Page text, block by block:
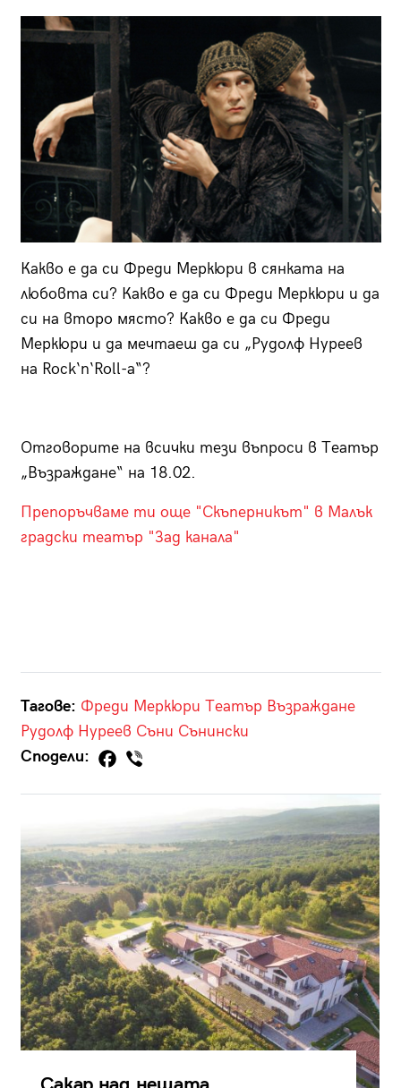
Какво е да си Фреди Меркюри в сянката на
любовта си? Какво е да си Фреди Меркюри и да
си на второ място? Какво е да си Фреди
Меркюри и да мечтаеш да си „Рудолф Нуреев
на Rock‘n‘Roll-а“?
Отговорите на всички тези въпроси в Театър
„Възраждане“ на 18.02.
Препоръчваме ти още "Скъперникът" в Малък
градски театър "Зад канала"
Тагове: Фреди Меркюри Театър Възраждане
Рудолф Нуреев Съни Сънински
Сподели: